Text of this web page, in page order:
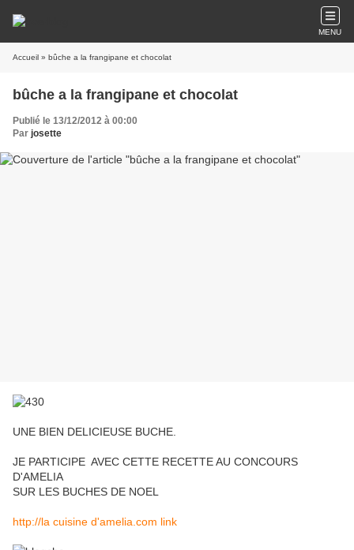
MENU
Accueil » bûche a la frangipane et chocolat
bûche a la frangipane et chocolat
Publié le 13/12/2012 à 00:00
Par josette
UNE BIEN DELICIEUSE BUCHE.
JE PARTICIPE AVEC CETTE RECETTE AU CONCOURS
D'AMELIA
SUR LES BUCHES DE NOEL
http://la cuisine d'amelia.com link